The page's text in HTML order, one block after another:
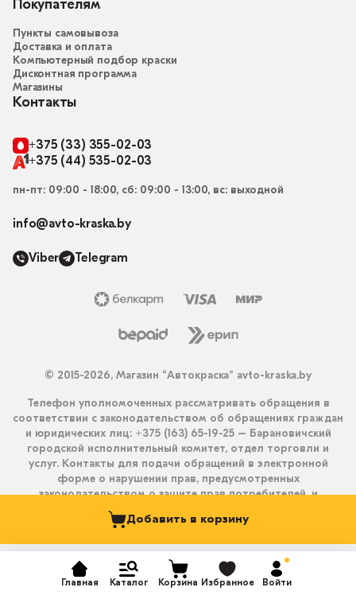
Главная Каталог Избранное Войти
Корзина
Добавить в корзину
Покупателям
Пункты самовывоза
Доставка и оплата
Компьютерный подбор краски
Дисконтная программа
Магазины
Контакты
+375 (33) 355-02-03
+375 (44) 535-02-03
пн-пт: 09:00 - 18:00, сб: 09:00 - 13:00, вс: выходной
info@avto-kraska.by
Viber Telegram
© 2015-2026, Магазин “Автокраска” avto-kraska.by
Телефон уполномоченных рассматривать обращения в
соответствии с законодательством об обращениях граждан
и юридических лиц: +375 (163) 65-19-25 – Барановичский
городской исполнительный комитет, отдел торговли и
услуг. Контакты для подачи обращений в электронной
форме о нарушении прав, предусмотренных
законодательством о защите прав потребителей, и
получения ответа на них: info@avto-kraska.by и
+375333550203 (Viber, Telegram).